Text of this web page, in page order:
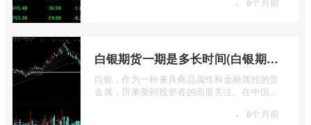
白银期货一期是多长时间(白银期货涨幅一天最高多少)
白银，作为一种兼具商品属性和金融属性的贵
金属，历来受到投资者的高度关注。在中国市
· 8个月前